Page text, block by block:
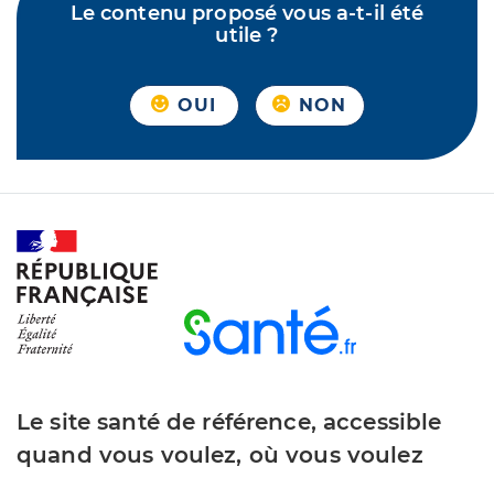
Le contenu proposé vous a-t-il été
utile ?
OUI NON
Le site santé de référence, accessible
quand vous voulez, où vous voulez